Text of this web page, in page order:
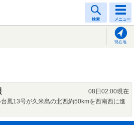
検索 メニュー
現在地
08日02:00現在
風13号が久米島の北西約50kmを西南西に進